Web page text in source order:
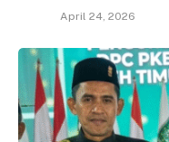
April 24, 2026